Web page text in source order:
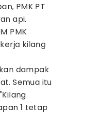
PMK PT
api.
PMK
kilang
dampak
Semua itu
1 tetap